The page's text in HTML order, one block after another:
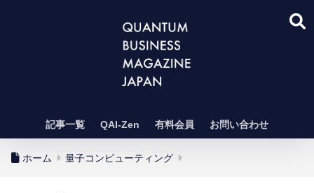
記事一覧 QAI-Zen 有料会員 お問い合わせ
ホーム 量子コンピューティング